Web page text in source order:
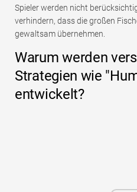
Spieler werden nicht
verhindern, dass die großen
gewaltsam übernehmen.
Warum werden
Strategien wie
entwickelt?